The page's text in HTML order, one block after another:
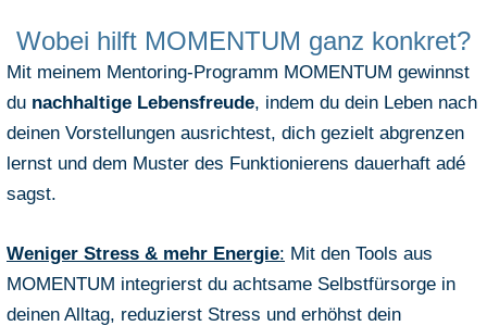
Wobei hilft MOMENTUM ganz konkret?
Mit meinem Mentoring-Programm MOMENTUM gewinnst
du nachhaltige Lebensfreude, indem du dein Leben nach
deinen Vorstellungen ausrichtest, dich gezielt abgrenzen
lernst und dem Muster des Funktionierens dauerhaft adé
sagst.
Weniger Stress & mehr Energie: Mit den Tools aus
MOMENTUM integrierst du achtsame Selbstfürsorge in
deinen Alltag, reduzierst Stress und erhöhst dein